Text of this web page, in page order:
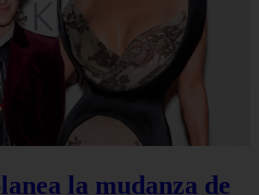
la mudanza de